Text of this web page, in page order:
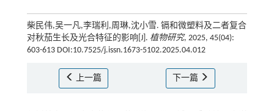
柴民伟,吴一凡,李瑞利,周琳,沈小雪. 镉和微塑料及二者复合
对秋茄生长及光合特征的影响[J]. 植物研究, 2025, 45(04):
603-613 DOI:10.7525/j.issn.1673-5102.2025.04.012
上一篇 下一篇